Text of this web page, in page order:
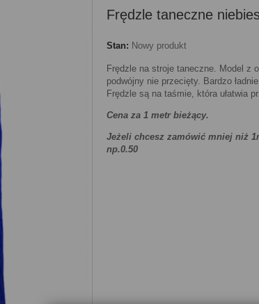
Frędzle taneczne
Stan: Nowy produkt
Frędzle na stroje taneczne. Model z
podwójny nie przecięty. Bardzo
Frędzle są na taśmie, która ułatwia
Cena za 1 metr bieżący.
Jeżeli chcesz zamówić mniej niż
np.0.50